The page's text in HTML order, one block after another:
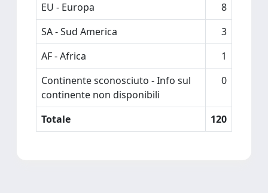
EU - Europa
8
SA - Sud America
3
AF - Africa
1
Continente sconosciuto - Info sul
continente non disponibili
0
Totale 120